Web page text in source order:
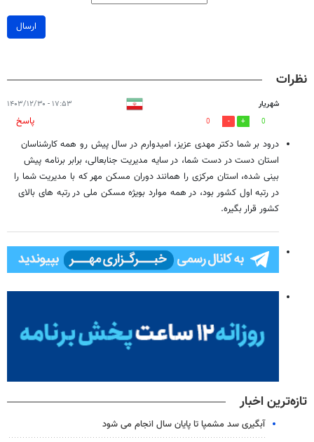
ارسال
نظرات
شهریار ۱۷:۵۳ - ۱۴۰۳/۱۲/۳۰
0
0
پاسخ
درود بر شما دکتر مهدی عزیز، امیدوارم در سال پیش رو همه کارشناسان
استان دست در دست شما، در سایه مدیریت جنابعالی، برابر برنامه پیش
بینی شده، استان مرکزی را همانند دوران مسکن مهر که با مدیریت شما را
در رتبه اول کشور بود، در همه موارد بویژه مسکن ملی در رتبه های بالای
کشور قرار بگیره.
تازه‌ترین اخبار
آبگیری سد مشمپا تا پایان سال انجام می شود